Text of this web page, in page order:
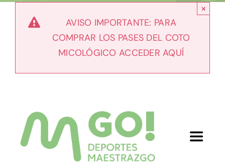
AVISO IMPORTANTE: PARA
COMPRAR LOS PASES DEL COTO
MICOLÓGICO ACCEDER AQUÍ
×
Toggle